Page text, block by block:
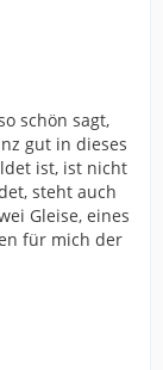
schön sagt,
gut in dieses
ist, ist nicht
steht auch
Gleise, eines
für mich der